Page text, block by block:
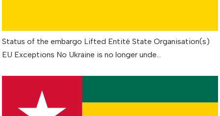
Status of the embargo Lifted Entité State Organisation(s)
EU Exceptions No Ukraine is no longer unde…